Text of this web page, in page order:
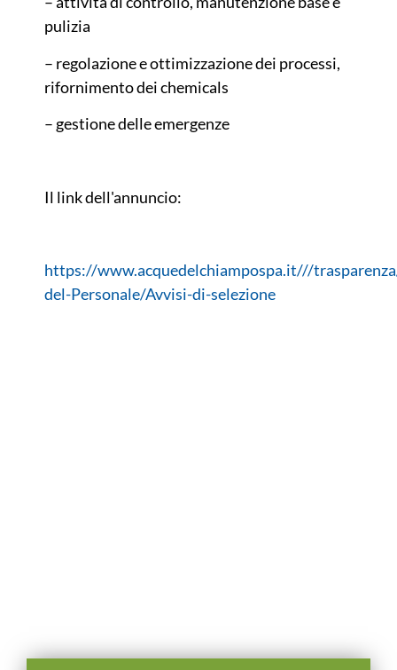
pulizia
– regolazione e ottimizzazione dei processi,
rifornimento dei chemicals
– gestione delle emergenze
Il link dell'annuncio:
https://www.acquedelchiampospa.it///
del-Personale/Avvisi-di-selezione